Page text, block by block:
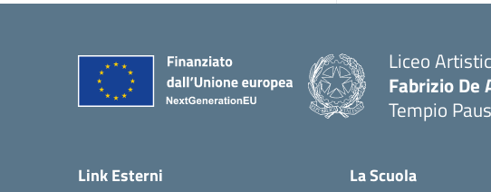
Liceo
Fabrizio De
Tempio
Link Esterni La Scuola